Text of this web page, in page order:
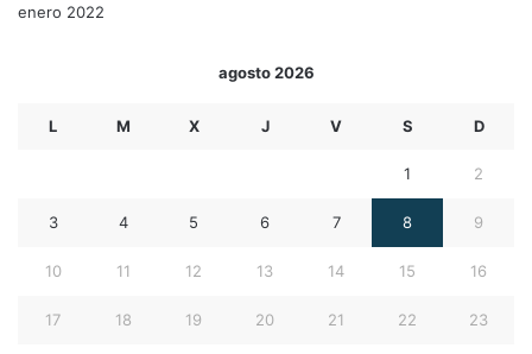
enero 2022
agosto 2026
L M X J V S D
1 2
3 4 5 6 7 8 9
10 11 12 13 14 15 16
17 18 19 20 21 22 23